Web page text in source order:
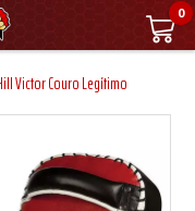
0
Victor Couro Legítimo